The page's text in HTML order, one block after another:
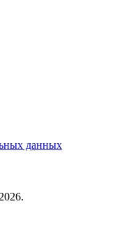
данных